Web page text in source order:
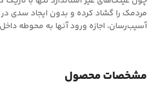
مردمك را گشاد كرده و بدون ایجاد سدی در
آسیب‌رسان، اجازه ورود آنها به محوطه
مشخصات محصول